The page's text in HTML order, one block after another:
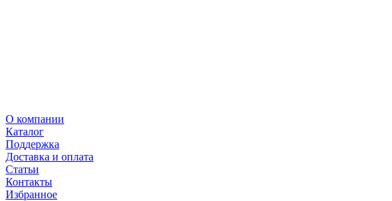
О компании
Каталог
Поддержка
Доставка и оплата
Статьи
Контакты
Избранное